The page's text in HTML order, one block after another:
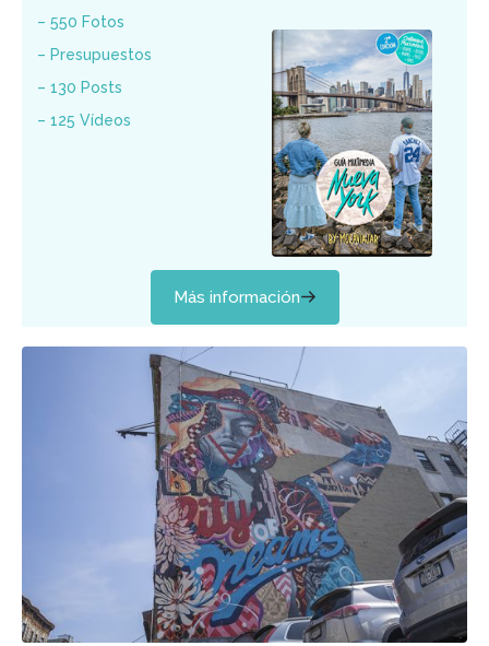
– 550 Fotos
– Presupuestos
– 130 Posts
– 125 Vídeos
Más información